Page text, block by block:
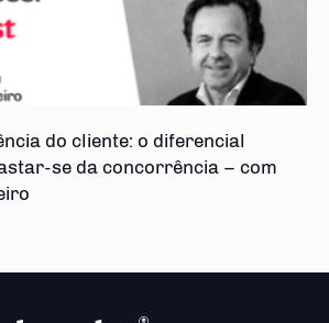
do cliente: o diferencial
se da concorrência – com